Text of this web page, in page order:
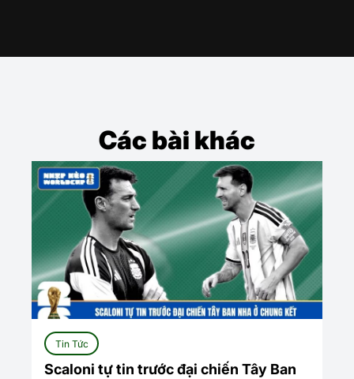
Các bài khác
Tin Tức
Scaloni tự tin trước đại chiến Tây Ban